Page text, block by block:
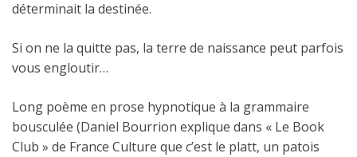
déterminait la destinée.
Si on ne la quitte pas, la terre de naissance peut parfois
vous engloutir…
Long poème en prose hypnotique à la grammaire
bousculée (Daniel Bourrion explique dans « Le Book
Club » de France Culture que c’est le platt, un patois